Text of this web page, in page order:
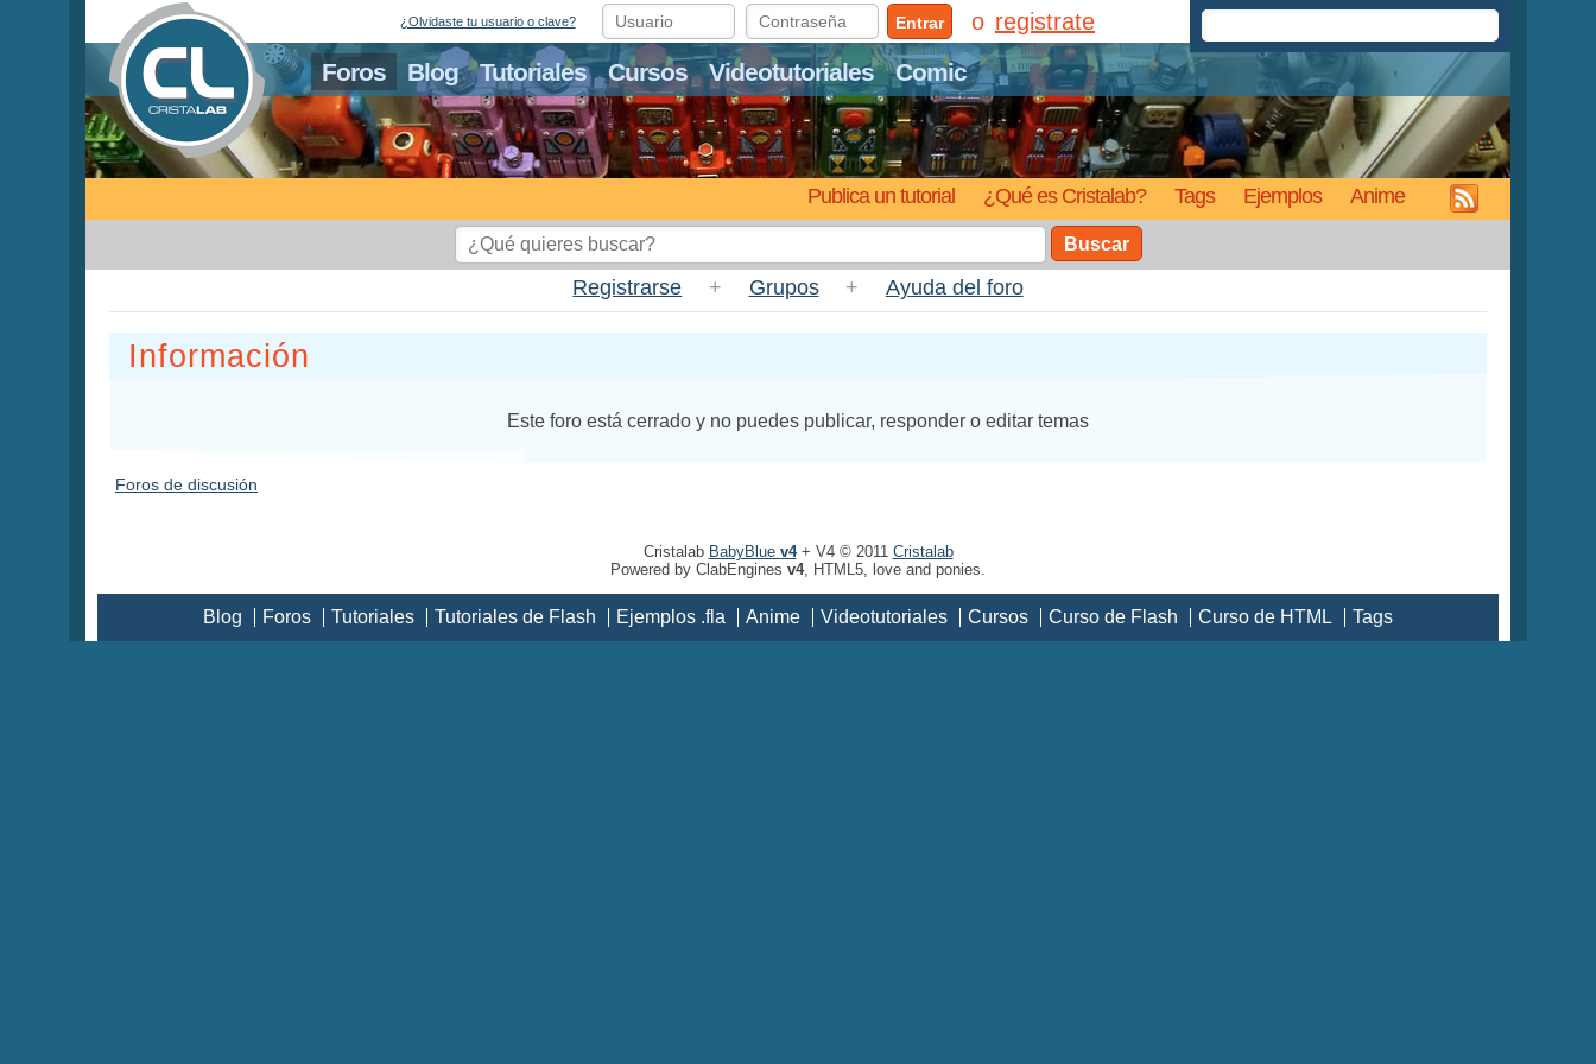
Foros Blog Tutoriales Cursos Videotutoriales Comic
Publica un tutorial ¿Qué es Cristalab? Tags Ejemplos Anime
¿Olvidaste tu usuario o clave? Entrar registrate
Buscar
Registrarse + Grupos + Ayuda del foro
Información
Este foro está cerrado y no puedes publicar, responder o editar temas
Foros de discusión
Cristalab BabyBlue v4+ V4 © 2011 Cristalab
Powered by ClabEngines v4, HTML5, love and ponies.
Blog Foros Tutoriales Tutoriales de Flash Ejemplos .fla Anime Videotutoriales Cursos Curso de Flash Curso de HTML Tags